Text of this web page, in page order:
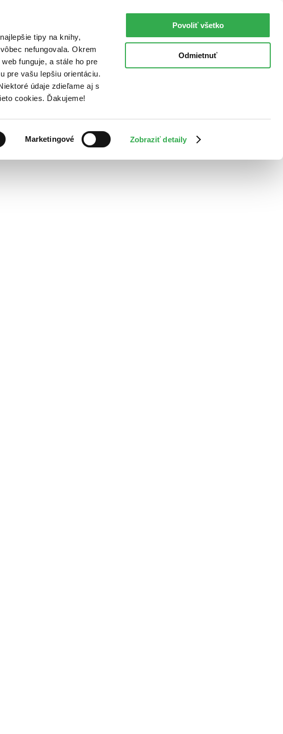
tipy na knihy,
nefungovala. Okrem
funguje, a stále ho pre
pre vašu lepšiu orientáciu.
údaje zdieľame aj s
cookies. Ďakujeme!
Marketingové Zobraziť detaily
Povoliť všetko
Odmietnuť